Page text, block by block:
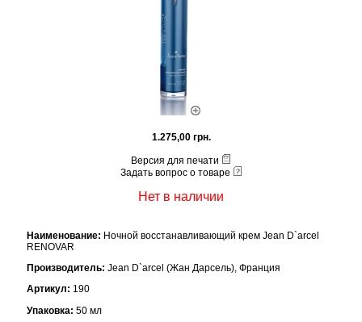
1.275,00 грн.
Версия для печати
Задать вопрос о товаре
Нет в наличии
Наименование: Ночной восстанавливающий крем Jean D`arcel
RENOVAR
Производитель: Jean D`arcel (Жан Дарсель), Франция
Артикул: 190
Упаковка: 50 мл